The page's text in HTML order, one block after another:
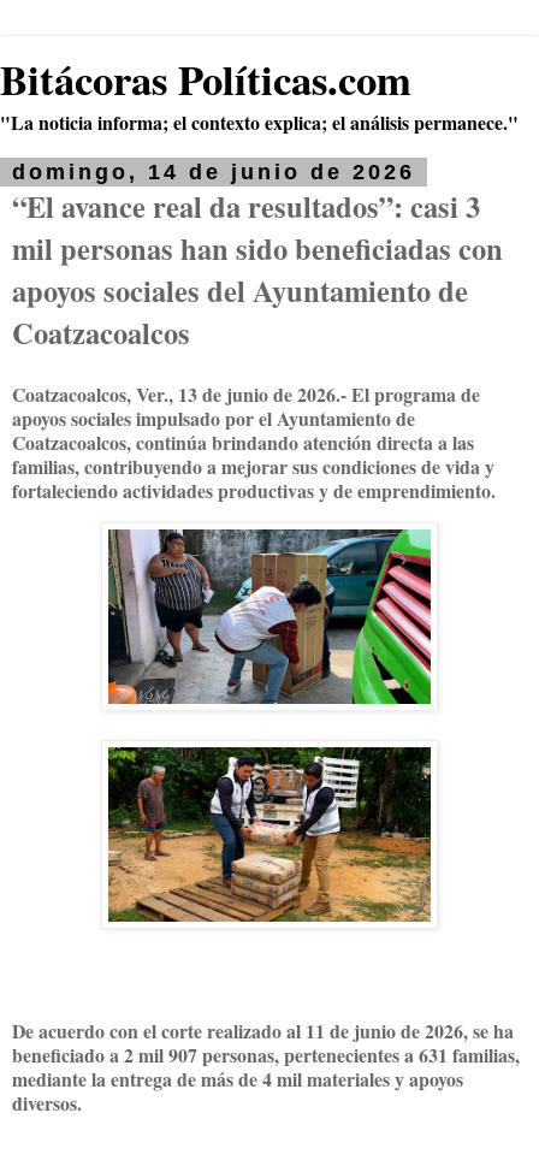
Bitácoras Políticas.com
"La noticia informa; el contexto explica; el análisis permanece."
domingo, 14 de junio de 2026
“El avance real da resultados”: casi 3
mil personas han sido beneficiadas con
apoyos sociales del Ayuntamiento de
Coatzacoalcos
Coatzacoalcos, Ver., 13 de junio de 2026.- El programa de
apoyos sociales impulsado por el Ayuntamiento de
Coatzacoalcos, continúa brindando atención directa a las
familias, contribuyendo a mejorar sus condiciones de vida y
fortaleciendo actividades productivas y de emprendimiento.
De acuerdo con el corte realizado al 11 de junio de 2026, se ha
beneficiado a 2 mil 907 personas, pertenecientes a 631 familias,
mediante la entrega de más de 4 mil materiales y apoyos
diversos.